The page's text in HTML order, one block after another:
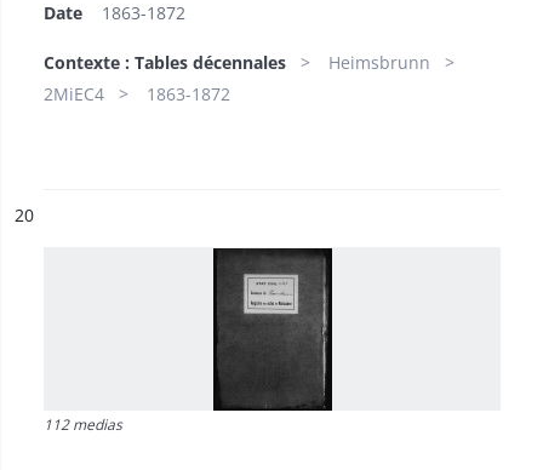
Date 1863-1872
Contexte : Tables décennales
Heimsbrunn
2MiEC4
1863-1872
n°
20
112 medias